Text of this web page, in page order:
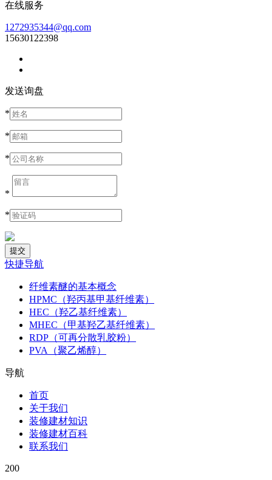
在线服务
1272935344@qq.com
15630122398
发送询盘
*
*
*
*
*
快捷导航
纤维素醚的基本概念
HPMC（羟丙基甲基纤维素）
HEC（羟乙基纤维素）
MHEC（甲基羟乙基纤维素）
RDP（可再分散乳胶粉）
PVA（聚乙烯醇）
导航
首页
关于我们
装修建材知识
装修建材百科
联系我们
200